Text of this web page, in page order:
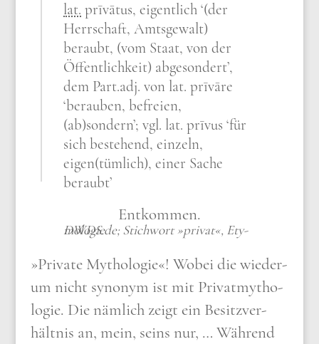
lat. prī­vātus, eigent­lich ‘(der
Herr­schaft, Amts­ge­walt)
beraubt, (vom Staat, von der
Öffent­lich­keit) abge­son­dert’,
dem Part.adj. von lat. prī­vā­re
‘berau­ben, befrei­en,
(ab)sondern’; vgl. lat. prī­vus ‘für
sich bestehend, ein­zeln,
eigen(tümlich), einer Sache
beraubt’
DWDS​.de; Stich­wort »pri­vat«, Ety­mo­lo­gie
Ent­kom­men.
»Pri­va­te Mytho­lo­gie«! Wobei die wie­der­
um nicht syn­onym ist mit Pri­vat­my­tho­
lo­gie. Die näm­lich zeigt ein Besitz­ver­
hält­nis an, mein, seins nur, … Wäh­rend